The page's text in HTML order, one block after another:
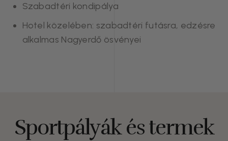
Szabadtéri kondipálya
Hotel közelében: szabadtéri futásra, edzésre
alkalmas Nagyerdő ösvényei
Sportpályák és termek